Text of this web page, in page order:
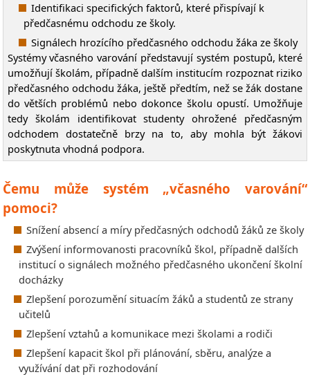
Identifikaci specifických faktorů, které přispívají k
předčasnému odchodu ze školy.
Signálech hrozícího předčasného odchodu žáka ze školy
Systémy včasného varování představují systém postupů, které
umožňují školám, případně dalším institucím rozpoznat riziko
předčasného odchodu žáka, ještě předtím, než se žák dostane
do větších problémů nebo dokonce školu opustí. Umožňuje
tedy školám identifikovat studenty ohrožené předčasným
odchodem dostatečně brzy na to, aby mohla být žákovi
poskytnuta vhodná podpora.
Čemu může systém „včasného varování“
pomoci?
Snížení absencí a míry předčasných odchodů žáků ze školy
Zvýšení informovanosti pracovníků škol, případně dalších
institucí o signálech možného předčasného ukončení školní
docházky
Zlepšení porozumění situacím žáků a studentů ze strany
učitelů
Zlepšení vztahů a komunikace mezi školami a rodiči
Zlepšení kapacit škol při plánování, sběru, analýze a
využívání dat při rozhodování